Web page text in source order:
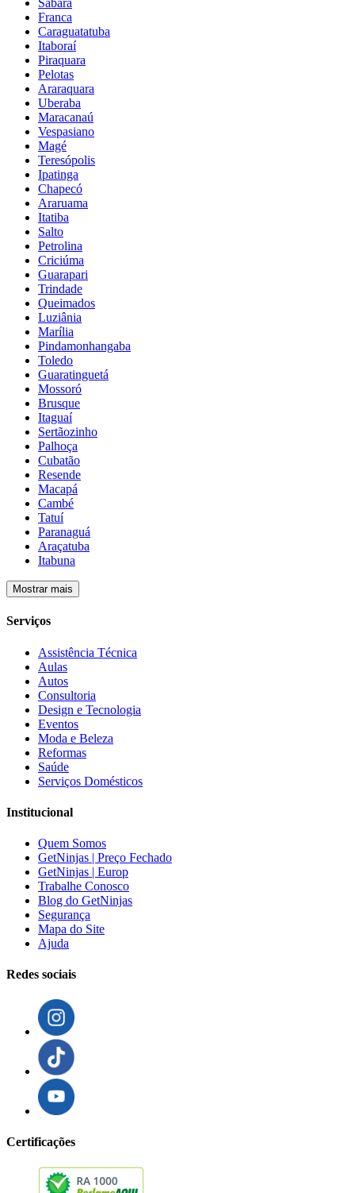
Sabará
Franca
Caraguatatuba
Itaboraí
Piraquara
Pelotas
Araraquara
Uberaba
Maracanaú
Vespasiano
Magé
Teresópolis
Ipatinga
Chapecó
Araruama
Itatiba
Salto
Petrolina
Criciúma
Guarapari
Trindade
Queimados
Luziânia
Marília
Pindamonhangaba
Toledo
Guaratinguetá
Mossoró
Brusque
Itaguaí
Sertãozinho
Palhoça
Cubatão
Resende
Macapá
Cambé
Tatuí
Paranaguá
Araçatuba
Itabuna
Mostrar mais
Serviços
Assistência Técnica
Aulas
Autos
Consultoria
Design e Tecnologia
Eventos
Moda e Beleza
Reformas
Saúde
Serviços Domésticos
Institucional
Quem Somos
GetNinjas | Preço Fechado
GetNinjas | Europ
Trabalhe Conosco
Blog do GetNinjas
Segurança
Mapa do Site
Ajuda
Redes sociais
Certificações